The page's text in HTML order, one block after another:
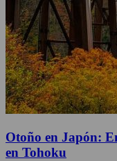
Otoño en Japón:
en Tohoku